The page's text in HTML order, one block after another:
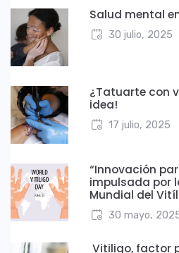
Salud mental
30 julio, 2025
¿Tatuarte con
idea!
17 julio, 2025
“Innovación
impulsada por
Mundial del
30 mayo,
Vitiligo, factor